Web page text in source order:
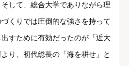
して、総合大学でありながら理
くりでは圧倒的な強さを持って
すために有効だったのが「近大
り、初代総長の「海を耕せ」と